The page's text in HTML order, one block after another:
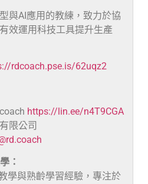
與AI應用的教練，致力於協
效運用科技工具提升生產
rdcoach.pse.is/62uqz2
https://lin.ee/n4T9CGA
限公司
：
學與熟齡學習經驗，專注於